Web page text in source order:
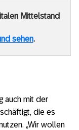
Mittelstand
sehen.
auch mit der
die es
„Wir wollen